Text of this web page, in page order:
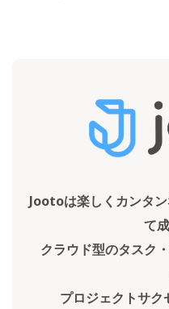
Jootoは楽しくカンタ
て
クラウド型のタスク
プロジェクトサク